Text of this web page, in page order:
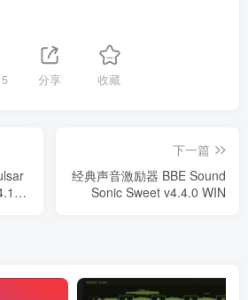
分享 收藏
下一篇
经典声音激励器 BBE Sound
Sonic Sweet v4.4.0 WIN